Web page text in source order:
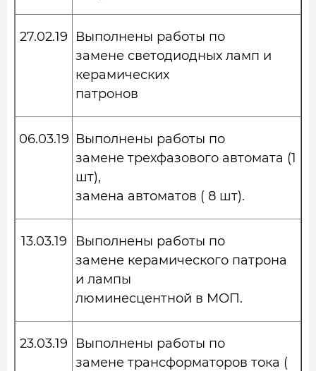
27.02.19
Выполнены работы по
замене светодиодных ламп и
керамических
патронов
06.03.19 Выполнены работы по
замене трехфазового автомата (1
шт),
замена автоматов ( 8 шт).
13.03.19
Выполнены работы по
замене керамического патрона
и лампы
люминесцентной в МОП.
23.03.19
Выполнены работы по
замене трансформаторов тока (